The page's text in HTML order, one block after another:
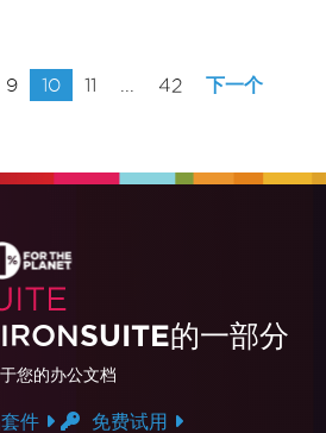
9 10 11 42 下一个
IRONSUITE的一部分
您的办公文档
件 免费试用